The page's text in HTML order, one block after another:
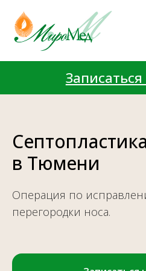
Септопластика
в Тюмени
Операция по
перегородки носа.